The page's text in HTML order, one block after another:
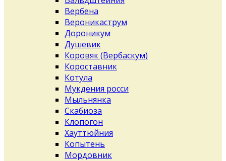
Вербена
Вероникаструм
Дороникум
Душевик
Коровяк (Вербаскум)
Короставник
Котула
Мукдения росси
Мыльнянка
Скабиоза
Клопогон
Хауттюйния
Копытень
Мордовник